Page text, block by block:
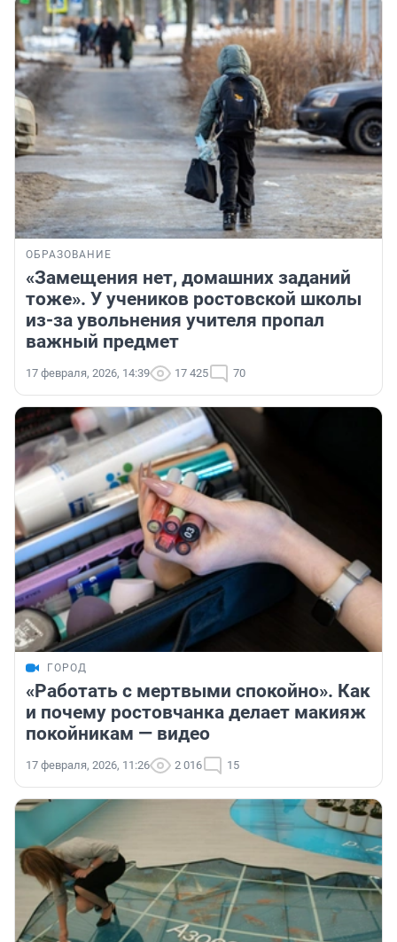
ОБРАЗОВАНИЕ
«Замещения нет, домашних заданий
тоже». У учеников ростовской школы
из-за увольнения учителя пропал
важный предмет
17 февраля, 2026, 14:39 17 425 70
ГОРОД
«Работать с мертвыми спокойно». Как
и почему ростовчанка делает макияж
покойникам — видео
17 февраля, 2026, 11:26 2 016 15